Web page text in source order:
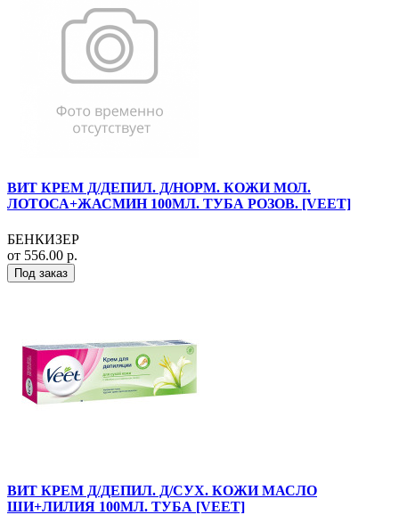
ВИТ КРЕМ Д/ДЕПИЛ. Д/НОРМ. КОЖИ МОЛ.
ЛОТОСА+ЖАСМИН 100МЛ. ТУБА РОЗОВ. [VEET]
БЕНКИЗЕР
от 556.00 р.
Под заказ
ВИТ КРЕМ Д/ДЕПИЛ. Д/СУХ. КОЖИ МАСЛО
ШИ+ЛИЛИЯ 100МЛ. ТУБА [VEET]